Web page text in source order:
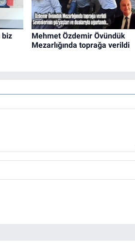
biz
Mehmet Özdemir Övündük
Mezarlığında toprağa verildi